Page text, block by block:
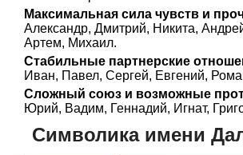
Максимальная сила чувств и
Александр, Дмитрий, Никита,
Артем, Михаил.
Стабильные партнерские
Иван, Павел, Сергей, Евгений,
Сложный союз и возможные
Юрий, Вадим, Геннадий, Игнат,
Символика имени